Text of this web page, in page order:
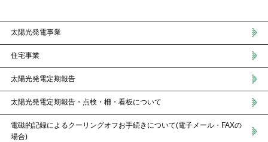
太陽光発電事業
住宅事業
太陽光発電定期報告
太陽光発電定期報告・点検・柵・看板について
電磁的記録によるクーリングオフお手続きについて(電子メール・FAXの
場合)